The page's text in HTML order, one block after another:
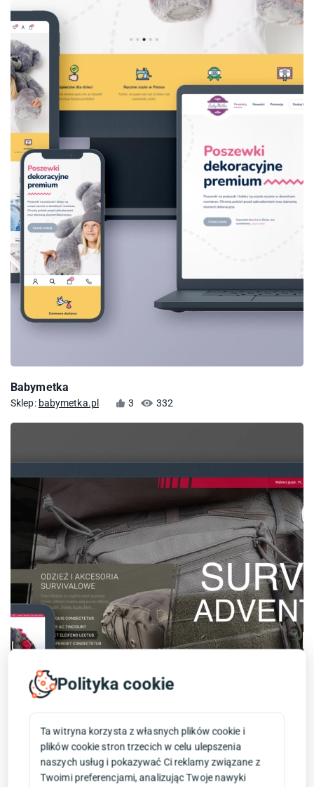
Babymetka
Sklep: babymetka.pl 3 332
Polityka cookie
Ta witryna korzysta z własnych plików cookie i
plików cookie stron trzecich w celu ulepszenia
naszych usług i pokazywać Ci reklamy związane z
Twoimi preferencjami, analizując Twoje nawyki